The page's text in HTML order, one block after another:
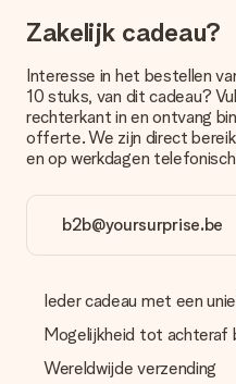
met onze klantenservice.
Betalen
Hoe kan ik mijn bestelling
Wij bieden de volgende
creditcard of handmatige
overboeking wel rekening
Cadeau ontvangen
geleverd. Je kunt hiervoor
klantenservice, zij helpen je
passende oplossing.
Zakelijk cadeau?
Interesse in het bestellen
10 stuks, van dit cadeau?
rechterkant in en ontvang
offerte. We zijn direct
en op werkdagen
b2b@yoursurprise.be
Ieder cadeau met een
Mogelijkheid tot achteraf
Wereldwijde verzending